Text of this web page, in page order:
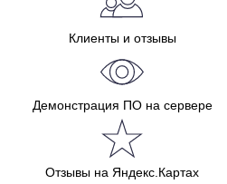
Клиенты и отзывы
Демонстрация ПО на сервере
Отзывы на Яндекс.Картах